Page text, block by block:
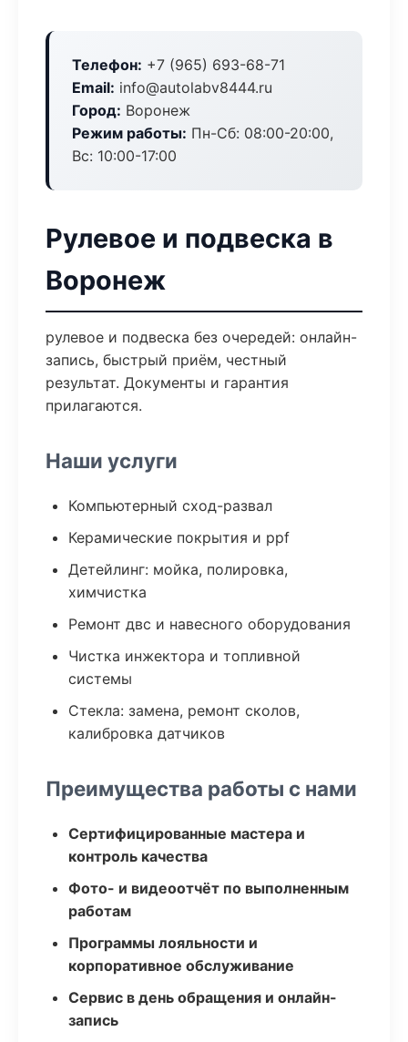
Телефон: +7 (965) 693-68-71
Email: info@autolabv8444.ru
Город: Воронеж
Режим работы: Пн-Сб: 08:00-20:00,
Вс: 10:00-17:00
Рулевое и подвеска в
Воронеж
рулевое и подвеска без очередей: онлайн-
запись, быстрый приём, честный
результат. Документы и гарантия
прилагаются.
Наши услуги
Компьютерный сход-развал
Керамические покрытия и ppf
Детейлинг: мойка, полировка,
химчистка
Ремонт двс и навесного оборудования
Чистка инжектора и топливной
системы
Стекла: замена, ремонт сколов,
калибровка датчиков
Преимущества работы с нами
Сертифицированные мастера и
контроль качества
Фото- и видеоотчёт по выполненным
работам
Программы лояльности и
корпоративное обслуживание
Сервис в день обращения и онлайн-
запись